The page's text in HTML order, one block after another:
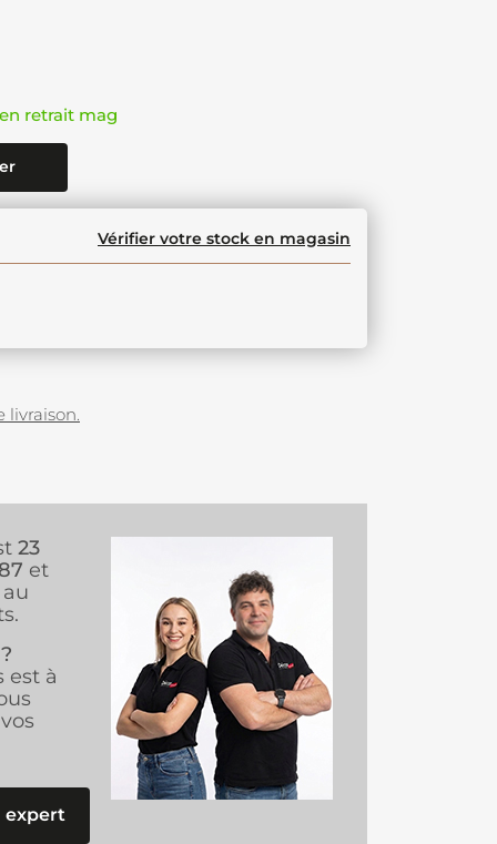
retrait mag
Vérifier votre stock en magasin
livraison.
23
et
est à
expert